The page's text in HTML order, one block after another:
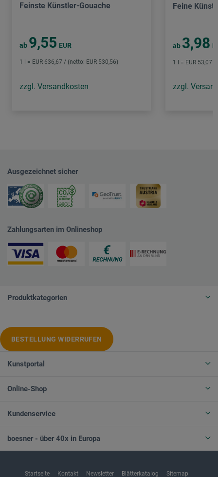
Feinste Künstler-Gouache
ab 9,55 EUR
1 l = EUR 636,67 / (netto: EUR 530,56)
zzgl. Versandkosten
Feine
ab 3,98
1 l = EUR 53,07
zzgl.
Ausgezeichnet sicher
Zahlungsarten im Onlineshop
Produktkategorien
BESTELLUNG WIDERRUFEN
Kunstportal
Online-Shop
Kundenservice
boesner - über 40x in Europa
Startseite Kontakt Newsletter Blätterkatalog Sitemap